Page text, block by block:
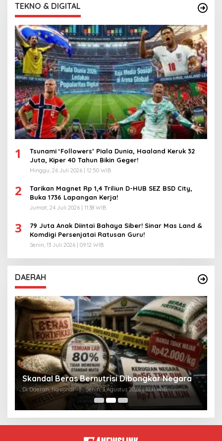
TEKNO & DIGITAL
1
Tsunami ‘Followers’ Piala Dunia, Haaland Keruk 32
Juta, Kiper 40 Tahun Bikin Geger!
Minggu, 26 Juli 2026 | 12:50 WIB
2
Tarikan Magnet Rp 1,4 Triliun D-HUB SEZ BSD City,
Buka 1736 Lapangan Kerja!
Jumat, 24 Juli 2026 | 11:38 WIB
3
79 Juta Anak Diintai Bahaya Siber! Sinar Mas Land &
Komdigi Persenjatai Ratusan Guru!
Senin, 13 Juli 2026 | 09:12 WIB
DAERAH
Skandal Beras Bernutrisi Dibongkar Negara
Di Daerah, Nasional | Senin, 3 Agustus 2026 | 10:11 WIB